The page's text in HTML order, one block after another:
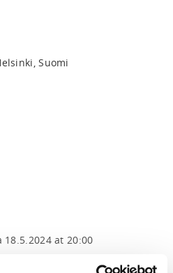
Suomi
18.5.2024 at 20:00